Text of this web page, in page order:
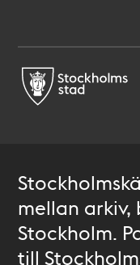
mellan arkiv,
Stockholm.
till